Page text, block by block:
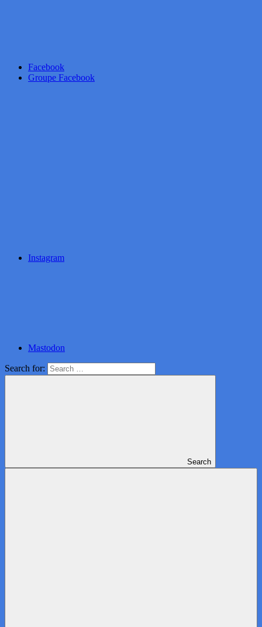
Facebook
Groupe Facebook
Instagram
Mastodon
Search for:
Search